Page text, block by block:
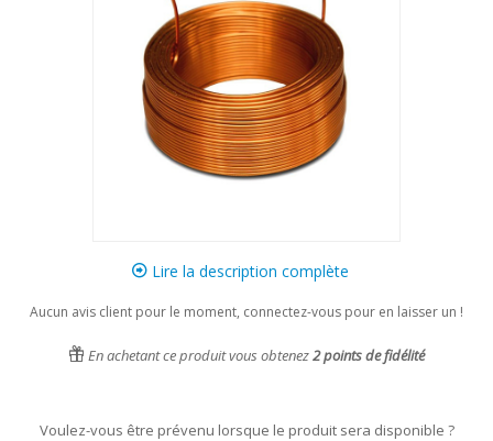
Lire la description complète
Aucun avis client pour le moment, connectez-vous pour en laisser un !
En achetant ce produit vous obtenez2points de fidélité
Voulez-vous être prévenu lorsque le produit sera disponible ?